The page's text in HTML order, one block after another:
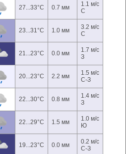
27...33°C 0.7 мм
1.1 м/с
С
23...31°C 1.0 мм
3.2 м/с
С
21...23°C 0.0 мм
1.7 м/с
З
20...23°C 2.2 мм
1.5 м/с
С-З
22...30°C 0.8 мм
1.4 м/с
З
22...29°C 1.5 мм
1.0 м/с
Ю
19...23°C 0.0 мм
0.2 м/с
С-З